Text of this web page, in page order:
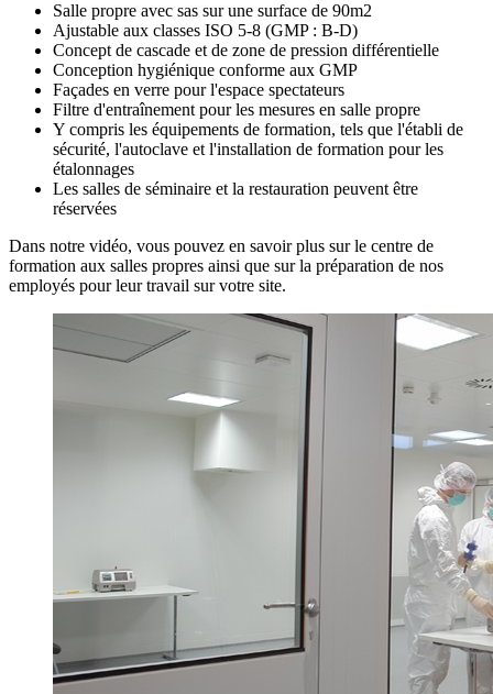
Salle propre avec sas sur une surface de 90m2
Ajustable aux classes ISO 5-8 (GMP : B-D)
Concept de cascade et de zone de pression différentielle
Conception hygiénique conforme aux GMP
Façades en verre pour l'espace spectateurs
Filtre d'entraînement pour les mesures en salle propre
Y compris les équipements de formation, tels que l'établi de
sécurité, l'autoclave et l'installation de formation pour les
étalonnages
Les salles de séminaire et la restauration peuvent être
réservées
Dans notre vidéo, vous pouvez en savoir plus sur le centre de
formation aux salles propres ainsi que sur la préparation de nos
employés pour leur travail sur votre site.